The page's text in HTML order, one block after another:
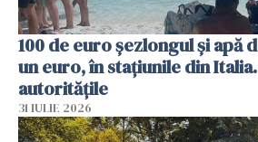
100 de euro șezlongul și apă
un euro, în stațiunile din
autoritățile
31 IULIE 2026